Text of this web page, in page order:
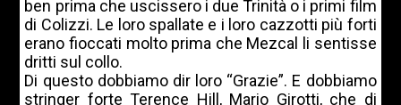
ben prima che uscissero i due Trinità o i primi film
di Colizzi. Le loro spallate e i loro cazzotti più forti
erano fioccati molto prima che Mezcal li sentisse
dritti sul collo.
Di questo dobbiamo dir loro “Grazie”. E dobbiamo
stringer forte Terence Hill, Mario Girotti, che di